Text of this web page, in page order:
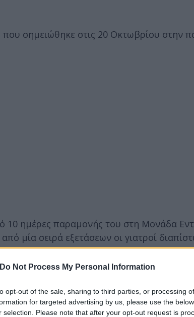
Do Not Process My Personal Information
opt-out of the sale, sharing to third parties, or processing
for targeted advertising by us, please use the
selection. Please note that after your opt-out request is
σημειώθηκε στις 20 Οκτωβρίου στην
ημέρες παραμονής του στη Μονάδα
μία σειρά εξετάσεων οι γιατροί
του 17χρονου, οι οποίοι